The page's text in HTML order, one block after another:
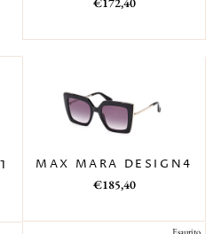
listino
MAX MARA DESIGN4
Prezzo
listino
Prezzo
€185,40
Esaurito